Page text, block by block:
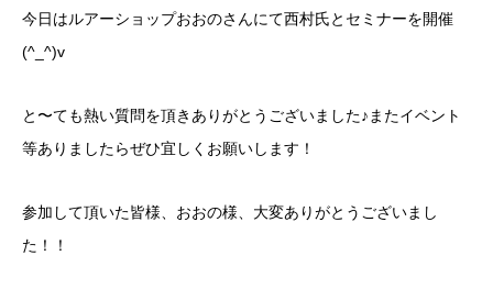
今日はルアーショップおおのさんにて西村氏とセミナーを開催
(^_^)v
と〜ても熱い質問を頂きありがとうございました♪またイベント
等ありましたらぜひ宜しくお願いします！
参加して頂いた皆様、おおの様、大変ありがとうございまし
た！！